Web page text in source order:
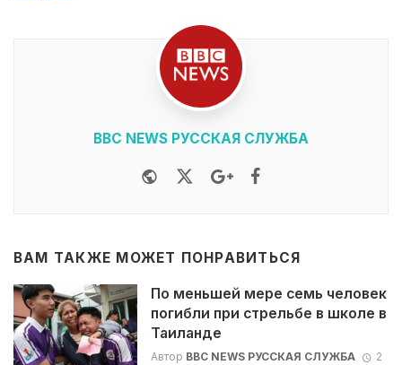
BBC NEWS РУССКАЯ СЛУЖБА
WebsiteTwitterGoogle+
ВАМ ТАКЖЕ МОЖЕТ ПОНРАВИТЬСЯ
По меньшей мере семь человек
погибли при стрельбе в школе в
Таиланде
Автор BBC NEWS РУССКАЯ СЛУЖБА
2